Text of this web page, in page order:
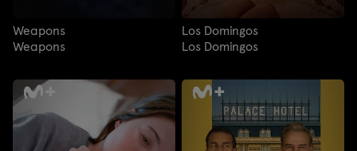
Weapons
Weapons
Los Domingos
Los Domingos